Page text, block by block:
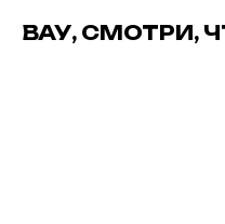
ВАУ, СМОТРИ,